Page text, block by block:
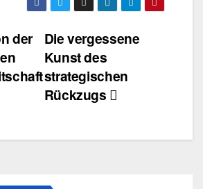
Die vergessene
Kunst des
strategischen
Rückzugs
der